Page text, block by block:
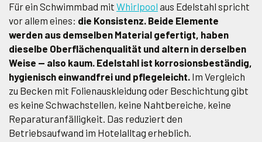
Für ein Schwimmbad mit Whirlpool aus Edelstahl spricht
vor allem eines: die Konsistenz. Beide Elemente
werden aus demselben Material gefertigt, haben
dieselbe Oberflächenqualität und altern in derselben
Weise — also kaum. Edelstahl ist korrosionsbeständig,
hygienisch einwandfrei und pflegeleicht. Im Vergleich
zu Becken mit Folienauskleidung oder Beschichtung gibt
es keine Schwachstellen, keine Nahtbereiche, keine
Reparaturanfälligkeit. Das reduziert den
Betriebsaufwand im Hotelalltag erheblich.